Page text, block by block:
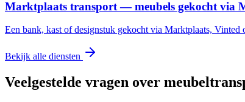
Marktplaats transport — meubels gekocht via
Een bank, kast of designstuk gekocht via Marktplaats,
Bekijk alle diensten
Veelgestelde vragen over